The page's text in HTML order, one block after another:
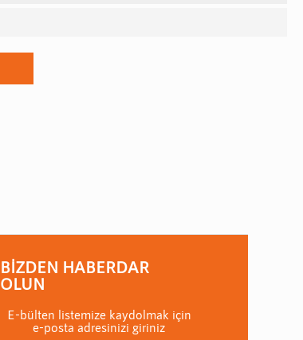
BIZDEN HABERDAR
OLUN
E-bülten listemize kaydolmak için
e-posta adresinizi giriniz